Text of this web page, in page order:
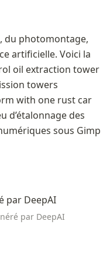
du photomontage,
artificielle. Voici la
oil extraction tower
towers
with one rust car
d’étalonnage des
sous Gimp
par DeepAI